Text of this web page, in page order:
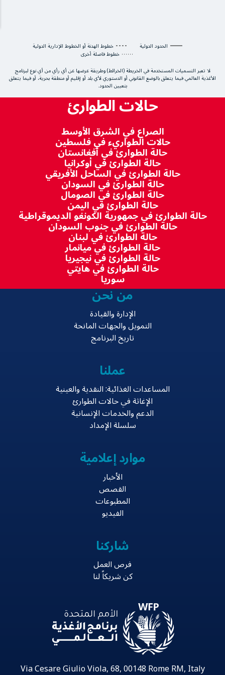
الحدود الدولية خطوط الهدنة أو الخطوط الإدارية الدولية
خطوط فاصلة أخرى
لا تعبر التسميات المستخدمة في الخريطة (الخرائط) وطريقة عرضها عن أي رأي من أي نوع لبرنامج
الأغذية العالمي فيما يتعلق بالوضع القانوني أو الدستوري لأي بلد أو إقليم أو منطقة بحرية، أو فيما يتعلق
بتعيين الحدود.
حالات الطوارئ
الصراع في الشرق الأوسط
حالات الطواريء في فلسطين
حالة الطوارئ في أفغانستان
حالة الطوارئ في أوكرانيا
حالة الطوارئ في الساحل الأفريقي
حالة الطوارئ في السودان
حالة الطوارئ في الصومال
حالة الطوارئ في اليمن
حالة الطوارئ في جمهورية الكونغو الديموقراطية
حالة الطوارئ في جنوب السودان
حالة الطوارئ في لبنان
حالة الطوارئ في ميانمار
حالة الطوارئ في نيجيريا
حالة الطوارئ في هايتي
سوريا
من نحن
الإدارة والقيادة
التمويل والجهات المانحة
تاريخ البرنامج
عملنا
المساعدات الغذائية: النقدية والعينية
الإغاثة في حالات الطوارئ
الدعم والخدمات الإنسانية
سلسلة الإمداد
موارد إعلامية
الأخبار
القصص
المطبوعات
الفيديو
شاركنا
فرص العمل
كن شريكاً لنا
Via Cesare Giulio Viola, 68, 00148 Rome RM, Italy